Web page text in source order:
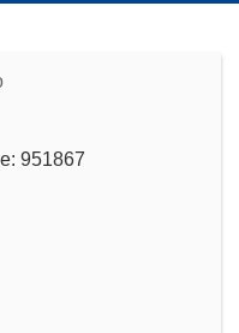
951867